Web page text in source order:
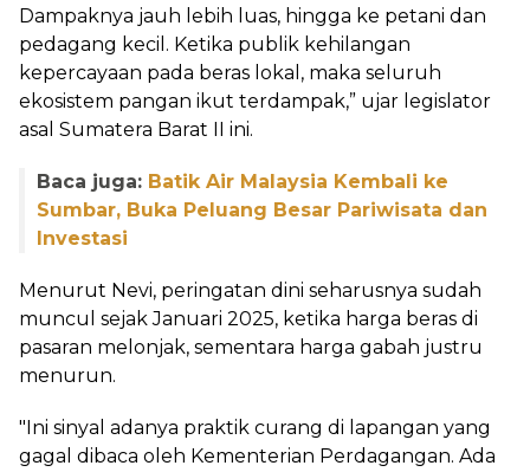
Dampaknya jauh lebih luas, hingga ke petani dan
pedagang kecil. Ketika publik kehilangan
kepercayaan pada beras lokal, maka seluruh
ekosistem pangan ikut terdampak,” ujar legislator
asal Sumatera Barat II ini.
Baca juga: Batik Air Malaysia Kembali ke
Sumbar, Buka Peluang Besar Pariwisata dan
Investasi
Menurut Nevi, peringatan dini seharusnya sudah
muncul sejak Januari 2025, ketika harga beras di
pasaran melonjak, sementara harga gabah justru
menurun.
"Ini sinyal adanya praktik curang di lapangan yang
gagal dibaca oleh Kementerian Perdagangan. Ada